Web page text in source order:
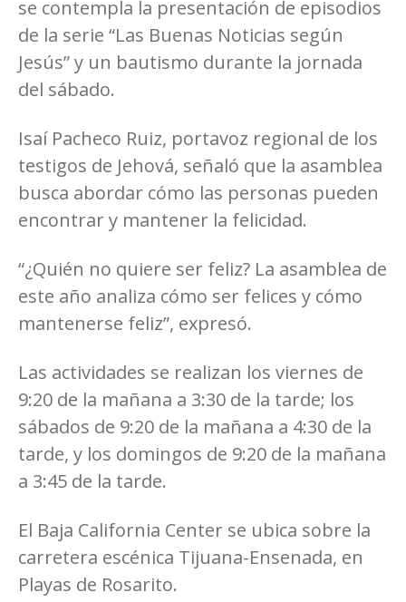
se contempla la presentación de episodios
de la serie “Las Buenas Noticias según
Jesús” y un bautismo durante la jornada
del sábado.
Isaí Pacheco Ruiz, portavoz regional de los
testigos de Jehová, señaló que la asamblea
busca abordar cómo las personas pueden
encontrar y mantener la felicidad.
“¿Quién no quiere ser feliz? La asamblea de
este año analiza cómo ser felices y cómo
mantenerse feliz”, expresó.
Las actividades se realizan los viernes de
9:20 de la mañana a 3:30 de la tarde; los
sábados de 9:20 de la mañana a 4:30 de la
tarde, y los domingos de 9:20 de la mañana
a 3:45 de la tarde.
El Baja California Center se ubica sobre la
carretera escénica Tijuana-Ensenada, en
Playas de Rosarito.